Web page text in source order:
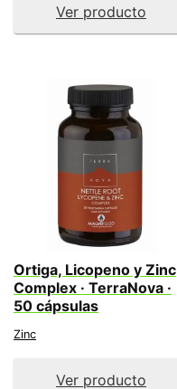
Ver producto
Ortiga, Licopeno y Zinc
Complex · TerraNova ·
50 cápsulas
Zinc
Ver producto